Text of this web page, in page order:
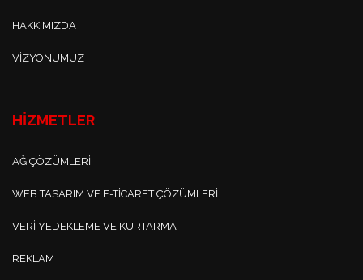
HAKKIMIZDA
VIZYONUMUZ
HİZMETLER
AĞ ÇÖZÜMLERI
WEB TASARIM VE E-TICARET ÇÖZÜMLERI
VERI YEDEKLEME VE KURTARMA
REKLAM